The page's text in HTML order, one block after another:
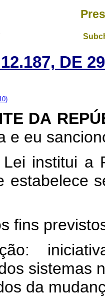
DE
DA
e eu
institui a
estabelece
fins
sistemas
da